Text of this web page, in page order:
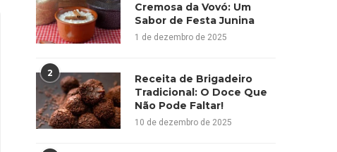
Cremosa da Vovó: Um
Sabor de Festa Junina
1 de dezembro de 2025
2
Receita de Brigadeiro
Tradicional: O Doce Que
Não Pode Faltar!
10 de dezembro de 2025